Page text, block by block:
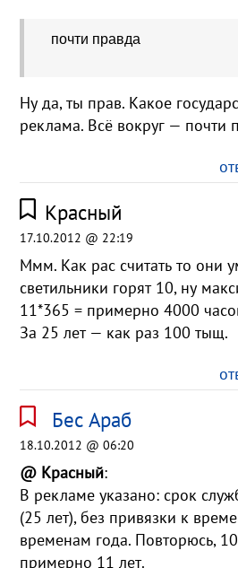
почти правда
Ну да, ты прав. Какое
реклама. Всё вокруг — почти
Красный
17.10.2012 @ 22:19
Ммм. Как рас считать то они
светильники горят 10, ну
11*365 = примерно 4000
За 25 лет — как раз 100 тыщ.
Бес Араб
18.10.2012 @ 06:20
@ Красный:
В рекламе указано: срок
(25 лет), без привязки к
временам года. Повторюсь,
примерно 11 лет.